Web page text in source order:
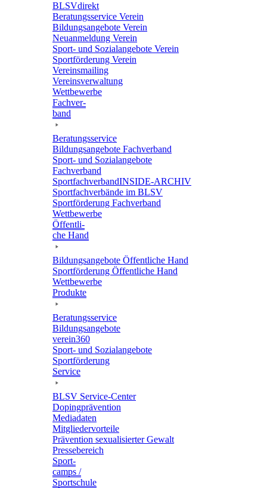
BLSVdi­rekt
Bera­tungs­ser­vice Verein
Bildungs­an­ge­bote Verein
Neuan­mel­dung Verein
Sport- und Sozi­al­an­ge­bote Verein
Sport­för­de­rung Verein
Vereins­mai­ling
Vereins­ver­wal­tung
Wett­be­werbe
Fach­ver­
band
Bera­tungs­ser­vice
Bildungs­an­ge­bote Fachverband
Sport- und Sozi­al­an­ge­bote
Fachverband
Sport­fach­ver­ban­d­IN­SIDE-ARCHIV
Sport­fach­ver­bände im BLSV
Sport­för­de­rung Fachverband
Wett­be­werbe
Öffent­li­
che Hand
Bildungs­an­ge­bote Öffent­li­che Hand
Sport­för­de­rung Öffent­li­che Hand
Wett­be­werbe
Produkte
Bera­tungs­ser­vice
Bildungs­an­ge­bote
verein360
Sport- und Sozialangebote
Sport­för­de­rung
Service
BLSV Service-Center
Doping­prä­ven­tion
Media­da­ten
Mitglie­der­vor­teile
Präven­tion sexua­li­sier­ter Gewalt
Pres­se­be­reich
Sport­
camps /
Sportschule